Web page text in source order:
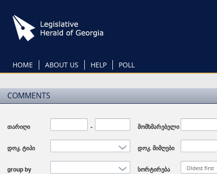
main
content
HOME ABOUT US HELP POLL
COMMENTS
თარიღი - მომხმარებელი
დოკ. ტიპი დოკ. მიმღები
group by სორტირება Oldest first